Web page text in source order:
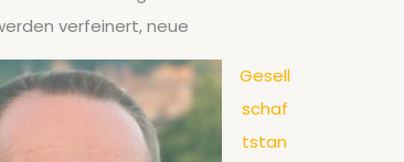
verfeinert, neue
Gesell
schaf
tstan